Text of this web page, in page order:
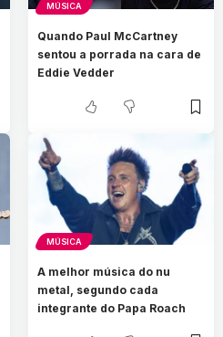
MÚSICA
Quando Paul McCartney
sentou a porrada na cara de
Eddie Vedder
MÚSICA
A melhor música do nu
metal, segundo cada
integrante do Papa Roach